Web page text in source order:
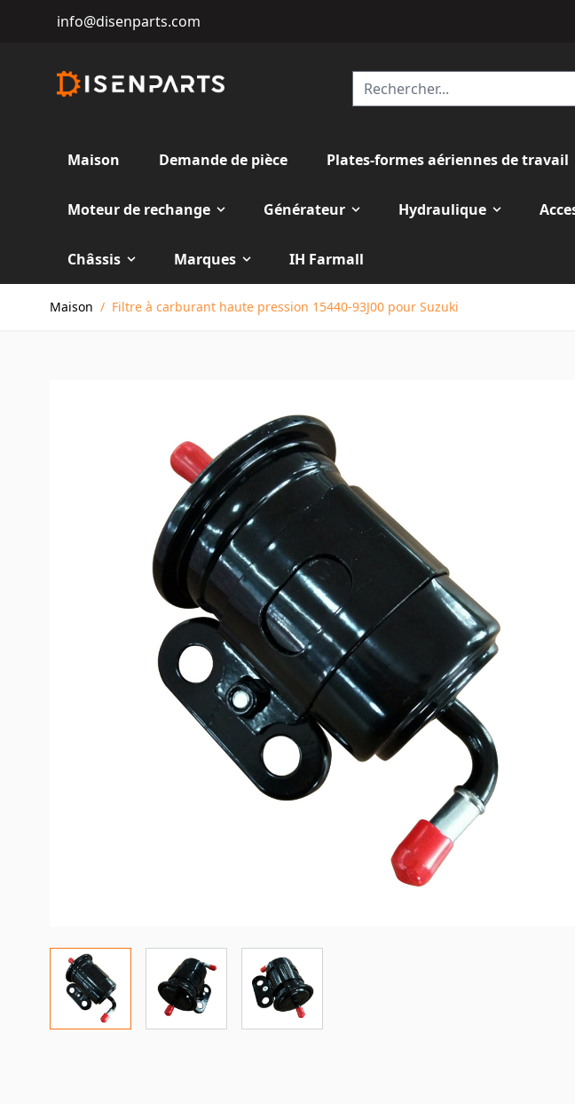
info@disenparts.com
Maison Demande de pièce Plates-formes aériennes de travail
Moteur de rechange Générateur Hydraulique
Châssis Marques
IH Farmall
Maison / Filtre à carburant haute pression 15440-93J00 pour Suzuki